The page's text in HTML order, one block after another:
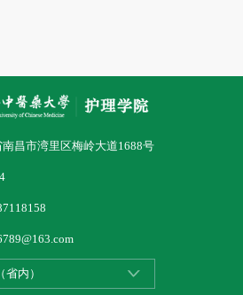
昌市湾里区梅岭大道1688号
内）